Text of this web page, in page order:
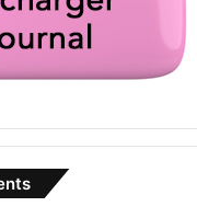
roman sur la
familial, qui